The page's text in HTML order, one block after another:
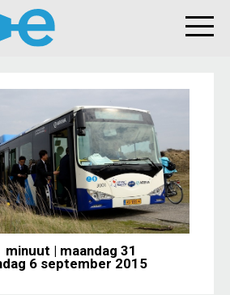
minuut | maandag 31
6 september 2015